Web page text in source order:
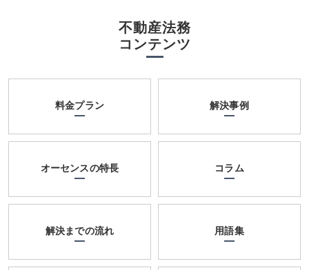
不動産法務
コンテンツ
料金プラン 解決事例
オーセンスの特長 コラム
解決までの流れ 用語集